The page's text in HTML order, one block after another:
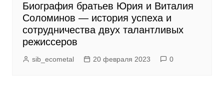
Биография братьев Юрия и Виталия
Соломинов — история успеха и
сотрудничества двух талантливых
режиссеров
sib_ecometal 20 февраля 2023 0